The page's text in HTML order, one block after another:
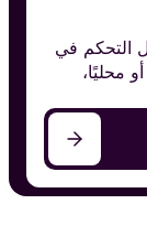
التحكم في
محليًا،